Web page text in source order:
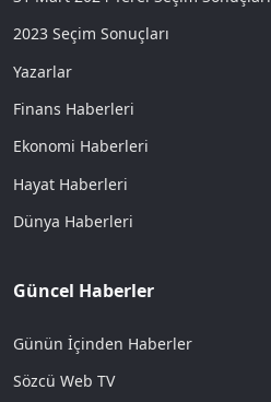
2023 Seçim Sonuçları
Yazarlar
Finans Haberleri
Ekonomi Haberleri
Hayat Haberleri
Dünya Haberleri
Güncel Haberler
Günün İçinden Haberler
Sözcü Web TV